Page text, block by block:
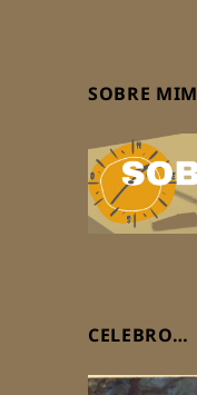
SOBRE MIM
CELEBRO…